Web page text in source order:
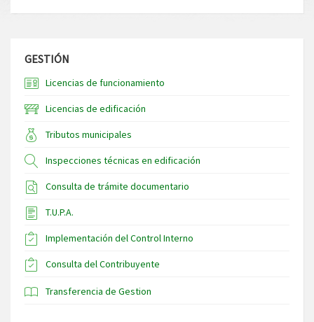
GESTIÓN
Licencias de funcionamiento
Licencias de edificación
Tributos municipales
Inspecciones técnicas en edificación
Consulta de trámite documentario
T.U.P.A.
Implementación del Control Interno
Consulta del Contribuyente
Transferencia de Gestion